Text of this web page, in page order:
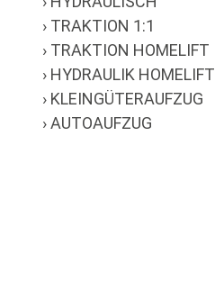
› TRAKTION 1:1
› TRAKTION HOMELIFT
› HYDRAULIK HOMELIFT
› KLEINGÜTERAUFZUG
› AUTOAUFZUG